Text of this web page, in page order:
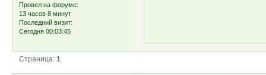
Провел на форуме:
13 часов 8 минут
Последний визит:
Сегодня 00:03:45
Страница:1